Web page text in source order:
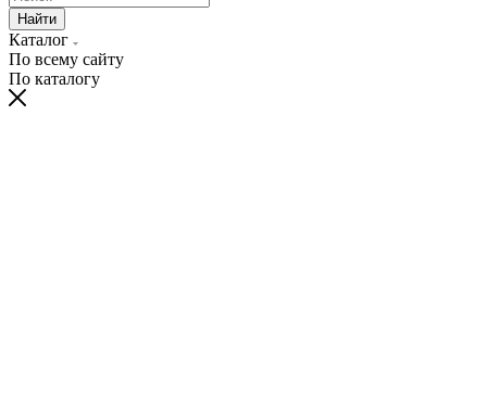
Найти
Каталог
По всему сайту
По каталогу